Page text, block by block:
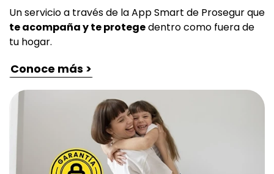
Un servicio a través de la App Smart de Prosegur que
te acompaña y te protegedentro como fuera de
tu hogar.
Conoce más >